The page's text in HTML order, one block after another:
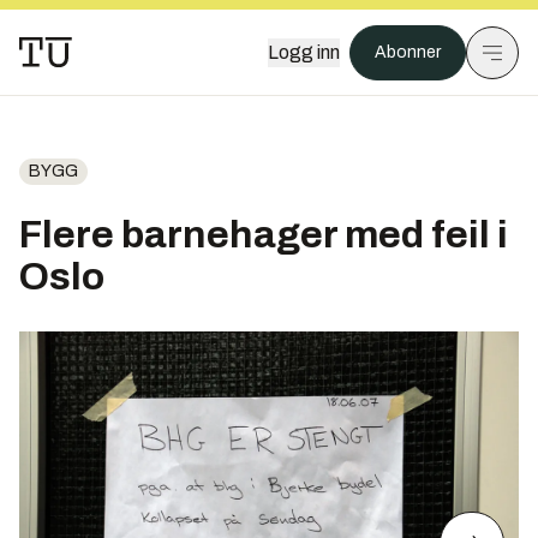
Logg inn Abonner
BYGG
Flere barnehager med feil i
Oslo